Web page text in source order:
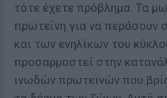
τότε έχετε πρόβλημα. Τα
πρωτεΐνη για να περάσουν
και των ενηλίκων του
προσαρμοστεί στην
ινωδών πρωτεϊνών που